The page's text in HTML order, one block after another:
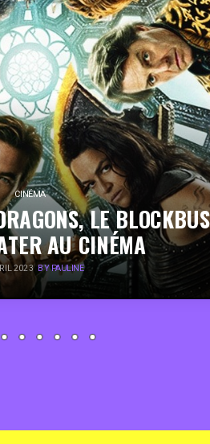
CINÉMA
LE
AU CINÉMA
2023 BY PAULINE